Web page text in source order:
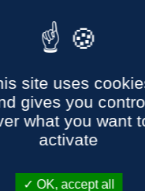
40
site uses
gives you
what you want
activate
OK, accept all